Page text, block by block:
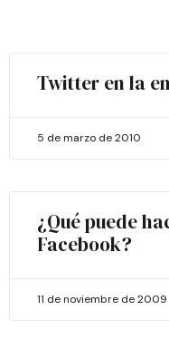
Twitter en la
5 de marzo de 2010
¿Qué puede
Facebook?
11 de noviembre de 2009